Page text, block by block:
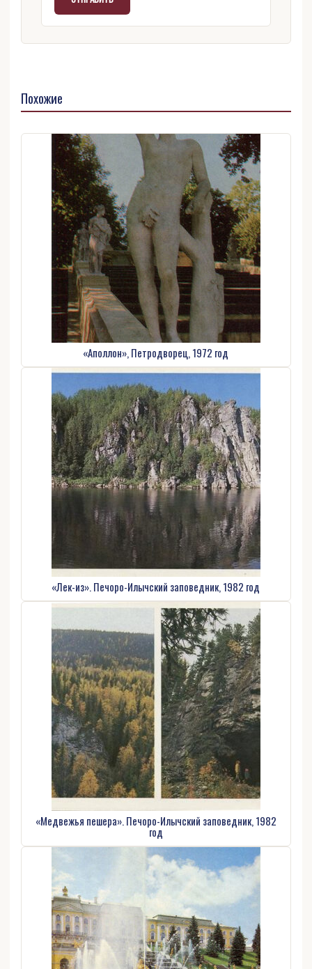
Похожие
«Аполлон», Петродворец, 1972 год
«Лек-из». Печоро-Илычский заповедник, 1982 год
«Медвежья пешера». Печоро-Илычский заповедник, 1982
год